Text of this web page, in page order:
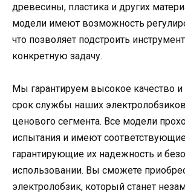
древесины, пластика и других
модели имеют возможность
что позволяет подстроить
конкретную задачу.
Мы гарантируем высокое качество
срок службы наших
ценового сегмента. Все модели
испытания и имеют
гарантирующие их надежность и
использовании. Вы сможете
электролобзик, который станет